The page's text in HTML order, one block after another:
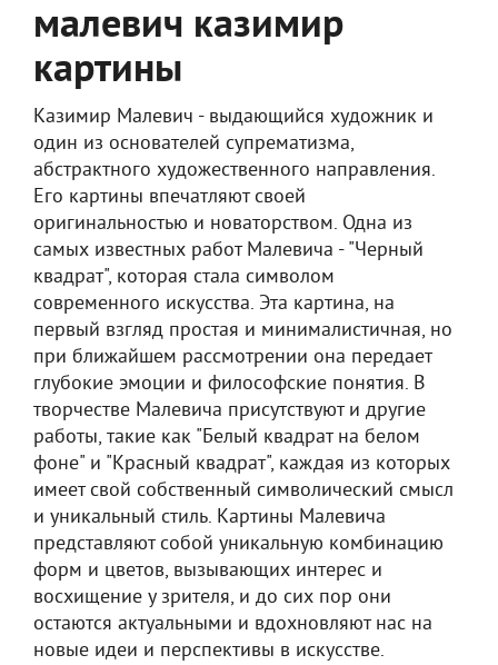
малевич казимир
картины
Казимир Малевич - выдающийся художник и
один из основателей супрематизма,
абстрактного художественного направления.
Его картины впечатляют своей
оригинальностью и новаторством. Одна из
самых известных работ Малевича - "Черный
квадрат", которая стала символом
современного искусства. Эта картина, на
первый взгляд простая и минималистичная, но
при ближайшем рассмотрении она передает
глубокие эмоции и философские понятия. В
творчестве Малевича присутствуют и другие
работы, такие как "Белый квадрат на белом
фоне" и "Красный квадрат", каждая из которых
имеет свой собственный символический смысл
и уникальный стиль. Картины Малевича
представляют собой уникальную комбинацию
форм и цветов, вызывающих интерес и
восхищение у зрителя, и до сих пор они
остаются актуальными и вдохновляют нас на
новые идеи и перспективы в искусстве.